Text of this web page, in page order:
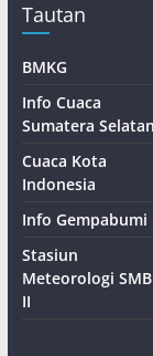
Tautan
BMKG
Info Cuaca
Sumatera Selatan
Cuaca Kota
Indonesia
Info Gempabumi
Stasiun
Meteorologi SMB
II